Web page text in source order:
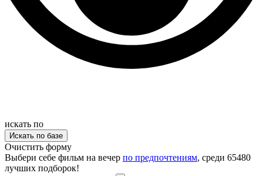
искать по
Очистить форму
Выбери себе фильм на вечер по предпочтениям, среди 65480
лучших подборок!